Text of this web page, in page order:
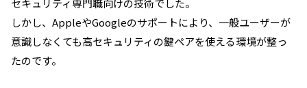
セキュリティ専門職向けの技術でした。
しかし、AppleやGoogleのサポートにより、一般ユーザーが
意識しなくても高セキュリティの鍵ペアを使える環境が整っ
たのです。